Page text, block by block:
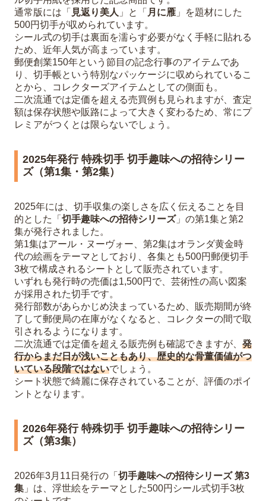
通常版には「 見返り美人 」と「 月に雁 」を題材にした
500円切手が収められています。
シール式の切手は裏面を濡らす必要がなく手軽に貼れる
ため、近年人気が高まっています。
郵便創業150年という節目の記念行事のアイテムであ
り、切手帳という特別なパッケージに収められているこ
とから、コレクターズアイテムとしての側面も。
二次流通では定価を超える売買例も見られますが、査定
額は保存状態や販路によって大きく変わるため、常にプ
レミアがつくとは限らないでしょう。
2025年発行 特殊切手 切手趣味への招待シリー
ズ（第1集・第2集）
2025年には、切手収集の楽しさを広く伝えることを目
的とした「 切手趣味への招待シリーズ」の第1集と第2
集が発行されました。
第1集はアール・ヌーヴォー、第2集はオランダ黄金時
代の絵画をテーマとしており、各集とも500円郵便切手
3枚で構成されるシートとして販売されています。
いずれも発行時の売価は1,500円で、芸術性の高い図案
が採用された切手です。
発行部数があらかじめ決まっているため、販売期間が終
了して郵便局の在庫がなくなると、コレクターの間で取
引されるようになります。
二次流通では定価を超える販売例も確認できますが、 発
行からまだ日が浅いこともあり、歴史的な骨董価値がつ
いている段階ではないでしょう。
シート状態で綺麗に保存されていることが、評価のポイ
ントとなります。
2026年発行 特殊切手 切手趣味への招待シリー
ズ（第3集）
2026年3月11日発行の「 切手趣味への招待シリーズ 第3
集 」は、浮世絵をテーマとした500円シール式切手3枚